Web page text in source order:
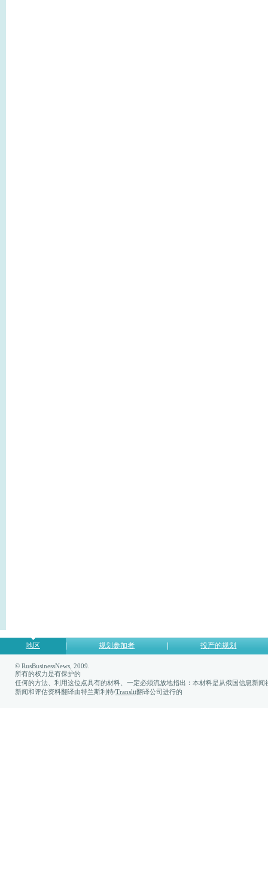
地区 规划参加者 投产的规划
© RusBusinessNews, 2009.
所有的权力是有保护的
任何的方法、利用这位点具有的材料、一定必须流放地指出：本材料是从俄国信息新闻
新闻和评估资料翻译由特兰斯利特/Translit翻译公司进行的